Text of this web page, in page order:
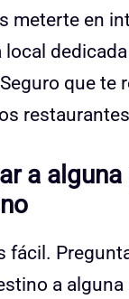
meterte en
local
que te
a
fácil.
a